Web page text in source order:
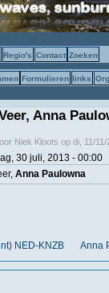
Regio's Contact Zoeken
Formulieren links
Anna
Niek Kloots op di, 11/
30 juli, 2013 - 00:00
Anna Paulowna
NED-KNZB Anna